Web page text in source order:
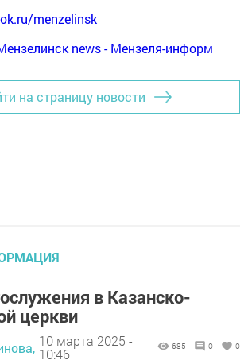
ok.ru/menzelinsk
news - Мензеля-информ
на страницу новости
в Казанско-
церкви
10 марта 2025 -
10:46
685 0 0